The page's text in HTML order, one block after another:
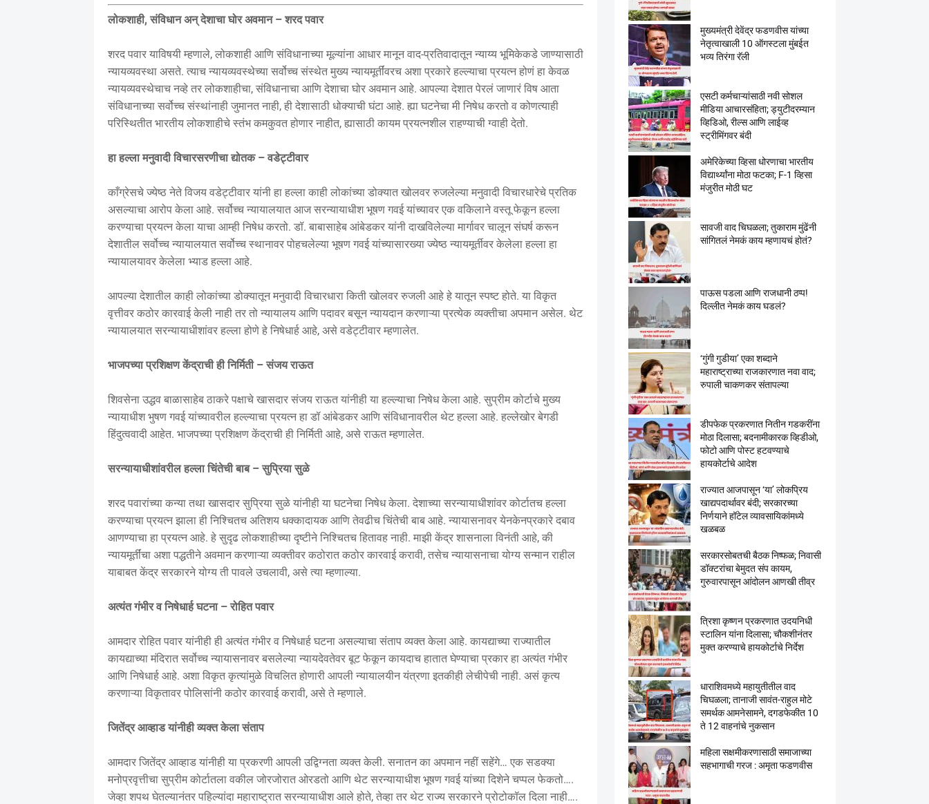
लोकशाही, संविधान अन् देशाचा घोर अवमान – शरद पवार
शरद पवार याविषयी म्हणाले, लोकशाही आणि संविधानाच्या मूल्यांना आधार मानून वाद-प्रतिवादातून न्याय्य भूमिकेकडे जाण्यासाठी
न्यायव्यवस्था असते. त्याच न्यायव्यवस्थेच्या सर्वोच्च संस्थेत मुख्य न्यायमूर्तींवरच अशा प्रकारे हल्ल्याचा प्रयत्न होणं हा केवळ
न्यायव्यवस्थेचाच नव्हे तर लोकशाहीचा, संविधानाचा आणि देशाचा घोर अवमान आहे. आपल्या देशात पेरलं जाणारं विष आता
संविधानाच्या सर्वोच्च संस्थांनाही जुमानत नाही, ही देशासाठी धोक्याची घंटा आहे. ह्या घटनेचा मी निषेध करतो व कोणत्याही
परिस्थितीत भारतीय लोकशाहीचे स्तंभ कमकुवत होणार नाहीत, ह्यासाठी कायम प्रयत्नशील राहण्याची ग्वाही देतो.
हा हल्ला मनुवादी विचारसरणीचा द्योतक – वडेट्टीवार
काँग्रेसचे ज्येष्ठ नेते विजय वडेट्टीवार यांनी हा हल्ला काही लोकांच्या डोक्यात खोलवर रुजलेल्या मनुवादी विचारधारेचे प्रतिक
असल्याचा आरोप केला आहे. सर्वोच्च न्यायालयात आज सरन्यायाधीश भूषण गवई यांच्यावर एक वकिलाने वस्तू फेकून हल्ला
करण्याचा प्रयत्न केला याचा आम्ही निषेध करतो. डॉ. बाबासाहेब आंबेडकर यांनी दाखविलेल्या मार्गावर चालून संघर्ष करून
देशातील सर्वोच्च न्यायालयात सर्वोच्च स्थानावर पोहचलेल्या भूषण गवई यांच्यासारख्या ज्येष्ठ न्यायमूर्तीवर केलेला हल्ला हा
न्यायालयावर केलेला भ्याड हल्ला आहे.
आपल्या देशातील काही लोकांच्या डोक्यातून मनुवादी विचारधारा किती खोलवर रुजली आहे हे यातून स्पष्ट होते. या विकृत
वृत्तीवर कठोर कारवाई केली नाही तर तो न्यायालय आणि पदावर बसून न्यायदान करणाऱ्या प्रत्येक व्यक्तीचा अपमान असेल. थेट
न्यायालयात सरन्यायाधीशांवर हल्ला होणे हे निषेधार्ह आहे, असे वडेट्टीवार म्हणालेत.
भाजपच्या प्रशिक्षण केंद्राची ही निर्मिती – संजय राऊत
शिवसेना उद्धव बाळासाहेब ठाकरे पक्षाचे खासदार संजय राऊत यांनीही या हल्ल्याचा निषेध केला आहे. सुप्रीम कोर्टाचे मुख्य
न्यायाधीश भुषण गवई यांच्यावरील हल्ल्याचा प्रयत्न हा डॉ आंबेडकर आणि संविधानावरील थेट हल्ला आहे. हल्लेखोर बेगडी
हिंदुत्ववादी आहेत. भाजपच्या प्रशिक्षण केंद्राची ही निर्मिती आहे, असे राऊत म्हणालेत.
सरन्यायाधीशांवरील हल्ला चिंतेची बाब – सुप्रिया सुळे
शरद पवारांच्या कन्या तथा खासदार सुप्रिया सुळे यांनीही या घटनेचा निषेध केला. देशाच्या सरन्यायाधीशांवर कोर्टातच हल्ला
करण्याचा प्रयत्न झाला ही निश्चितच अतिशय धक्कादायक आणि तेवढीच चिंतेची बाब आहे. न्यायासनावर येनकेनप्रकारे दबाव
आणण्याचा हा प्रयत्न आहे. हे सुदृढ लोकशाहीच्या दृष्टीने निश्चितच हितावह नाही. माझी केंद्र शासनाला विनंती आहे, की
न्यायमूर्तींचा अशा पद्धतीने अवमान करणाऱ्या व्यक्तीवर कठोरात कठोर कारवाई करावी, तसेच न्यायासनाचा योग्य सन्मान राहील
याबाबत केंद्र सरकारने योग्य ती पावले उचलावी, असे त्या म्हणाल्या.
अत्यंत गंभीर व निषेधार्ह घटना – रोहित पवार
आमदार रोहित पवार यांनीही ही अत्यंत गंभीर व निषेधार्ह घटना असल्याचा संताप व्यक्त केला आहे. कायद्याच्या राज्यातील
कायद्याच्या मंदिरात सर्वोच्च न्यायासनावर बसलेल्या न्यायदेवतेवर बूट फेकून कायदाच हातात घेण्याचा प्रकार हा अत्यंत गंभीर
आणि निषेधार्ह आहे. अशा विकृत कृत्यांमुळे विचलित होणारी आपली न्यायालयीन यंत्रणा इतकीही लेचीपेची नाही. असं कृत्य
करणाऱ्या विकृतावर पोलिसांनी कठोर कारवाई करावी, असे ते म्हणाले.
जितेंद्र आव्हाड यांनीही व्यक्त केला संताप
आमदार जितेंद्र आव्हाड यांनीही या प्रकरणी आपली उद्विग्नता व्यक्त केली. सनातन का अपमान नहीं सहेंगे… एक सडक्या
मनोप्रवृत्तीचा सुप्रीम कोर्टातला वकील जोरजोरात ओरडतो आणि थेट सरन्यायाधीश भूषण गवई यांच्या दिशेने चप्पल फेकतो….
जेव्हा शपथ घेतल्यानंतर पहिल्यांदा महाराष्ट्रात सरन्यायाधीश आले होते, तेव्हा तर थेट राज्य सरकारने प्रोटोकॉल दिला नाही….
मुख्यमंत्री देवेंद्र फडणवीस यांच्या
नेतृत्वाखाली 10 ऑगस्टला मुंबईत
भव्य तिरंगा रॅली
एसटी कर्मचाऱ्यांसाठी नवी सोशल
मीडिया आचारसंहिता; ड्युटीदरम्यान
व्हिडिओ, रील्स आणि लाईव्ह
स्ट्रीमिंगवर बंदी
अमेरिकेच्या व्हिसा धोरणाचा भारतीय
विद्यार्थ्यांना मोठा फटका; F-1 व्हिसा
मंजुरीत मोठी घट
सावजी वाद चिघळला; तुकाराम मुंढेंनी
सांगितलं नेमकं काय म्हणायचं होतं?
पाऊस पडला आणि राजधानी ठप्प!
दिल्लीत नेमकं काय घडलं?
‘गुंगी गुडीया’ एका शब्दाने
महाराष्ट्राच्या राजकारणात नवा वाद;
रुपाली चाकणकर संतापल्या
डीपफेक प्रकरणात नितीन गडकरींना
मोठा दिलासा; बदनामीकारक व्हिडीओ,
फोटो आणि पोस्ट हटवण्याचे
हायकोर्टाचे आदेश
राज्यात आजपासून ‘या’ लोकप्रिय
खाद्यपदार्थावर बंदी; सरकारच्या
निर्णयाने हॉटेल व्यावसायिकांमध्ये
खळबळ
सरकारसोबतची बैठक निष्फळ; निवासी
डॉक्टरांचा बेमुदत संप कायम,
गुरुवारपासून आंदोलन आणखी तीव्र
त्रिशा कृष्णन प्रकरणात उदयनिधी
स्टालिन यांना दिलासा; चौकशीनंतर
मुक्त करण्याचे हायकोर्टाचे निर्देश
धाराशिवमध्ये महायुतीतील वाद
चिघळला; तानाजी सावंत-राहुल मोटे
समर्थक आमनेसामने, दगडफेकीत 10
ते 12 वाहनांचे नुकसान
महिला सक्षमीकरणासाठी समाजाच्या
सहभागाची गरज : अमृता फडणवीस